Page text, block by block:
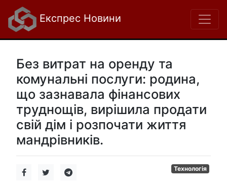
Експрес Новини
Без витрат на оренду та
комунальні послуги: родина,
що зазнавала фінансових
труднощів, вирішила продати
свій дім і розпочати життя
мандрівників.
Технологія